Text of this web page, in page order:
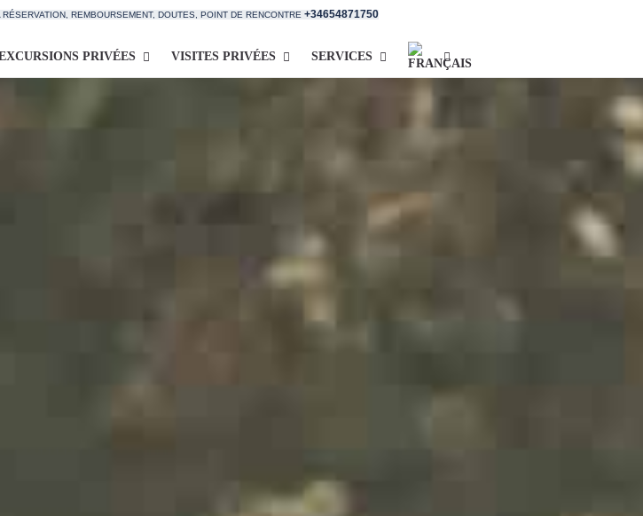
RÉSERVATION, REMBOURSEMENT, DOUTES, POINT DE RENCONTRE +34654871750
PRIVÉES VISITES PRIVÉES SERVICES